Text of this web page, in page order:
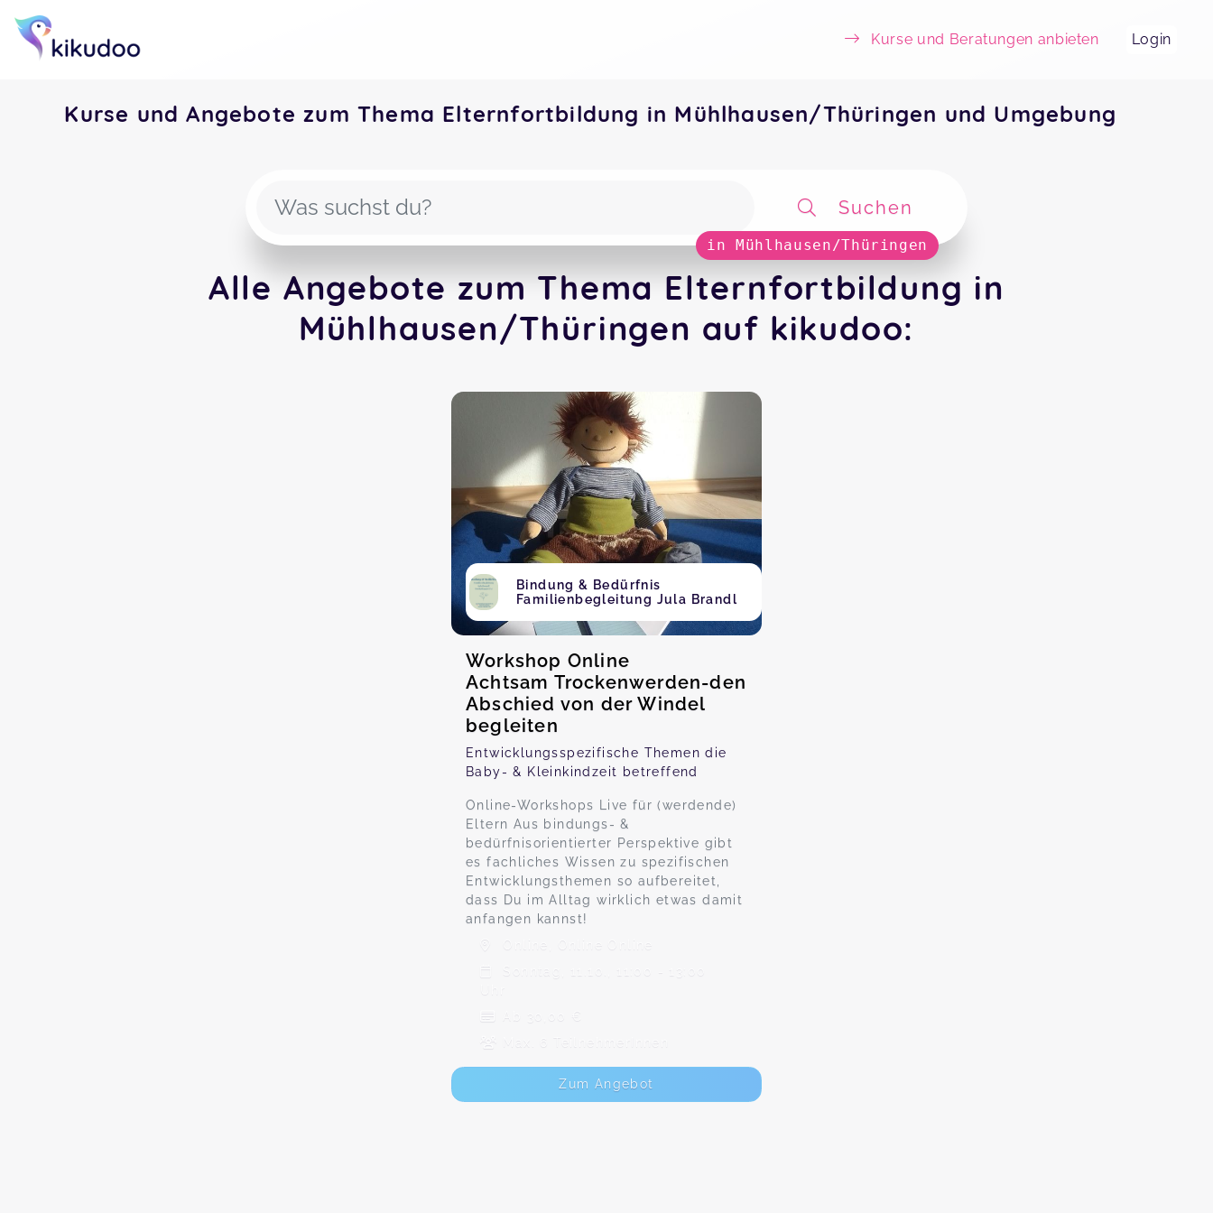
Kurse und Beratungen anbieten Login
Kurse und Angebote zum Thema Elternfortbildung in Mühlhausen/Thüringen und Umgebung
Suchen
in Mühlhausen/Thüringen
Alle Angebote zum Thema Elternfortbildung in
Mühlhausen/Thüringen auf kikudoo:
Bindung & Bedürfnis
Familienbegleitung Jula Brandl
Workshop Online
Achtsam Trockenwerden-den
Abschied von der Windel
begleiten
Entwicklungsspezifische Themen die
Baby- & Kleinkindzeit betreffend
Online-Workshops Live für (werdende)
Eltern Aus bindungs- &
bedürfnisorientierter Perspektive gibt
es fachliches Wissen zu spezifischen
Entwicklungsthemen so aufbereitet,
dass Du im Alltag wirklich etwas damit
anfangen kannst!
Online, Online Online
Sonntag, 11.10., 11:00 - 13:00
Ab 30,00 €
Max. 6 TeilnehmerInnen
Zum Angebot